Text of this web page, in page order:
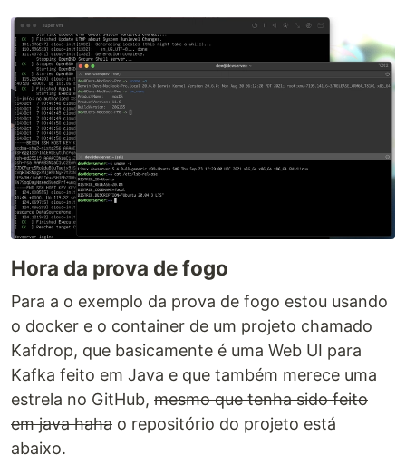
Hora da prova de fogo
Para a o exemplo da prova de fogo estou usando
o docker e o container de um projeto chamado
Kafdrop, que basicamente é uma Web UI para
Kafka feito em Java e que também merece uma
estrela no GitHub, mesmo que tenha sido feito
em java haha o repositório do projeto está
abaixo.